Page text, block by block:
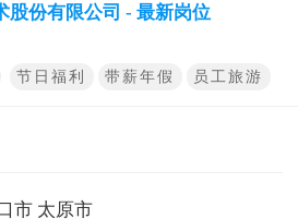
股份有限公司 - 最新岗位
节日福利 带薪年假 员工旅游
市 太原市